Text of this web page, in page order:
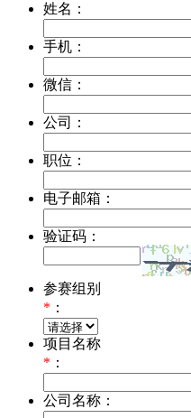
姓名：
手机：
微信：
公司：
职位：
电子邮箱：
验证码：
参赛组别
* ：
项目名称
* ：
公司名称：